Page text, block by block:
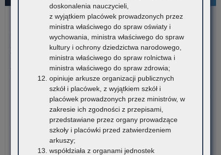
6 sierpnia 2026
Konkurs stypendialny dla romskich uczniów szkół
ponadpodstawowych oraz studentów romskich
Związek Romów Polskich ogłasza konkurs stypendialny dla
romskich uczniów szkół…
Czytaj więcej
6 sierpnia 2026
VI edycja Ogólnopolskiej Olimpiady Wiedzy o
Procesie Inwestycyjno-Budowlanym
doskonalenia nauczycieli,
z wyjątkiem placówek prowadzonych przez
ministra właściwego do spraw oświaty i
wychowania, ministra właściwego do spraw
kultury i ochrony dziedzictwa narodowego,
ministra właściwego do spraw rolnictwa i
ministra właściwego do spraw zdrowia;
opiniuje arkusze organizacji publicznych
szkół i placówek, z wyjątkiem szkół i
placówek prowadzonych przez ministrów, w
zakresie ich zgodności z przepisami,
przedstawiane przez organy prowadzące
szkoły i placówki przed zatwierdzeniem
arkuszy;
współdziała z organami jednostek